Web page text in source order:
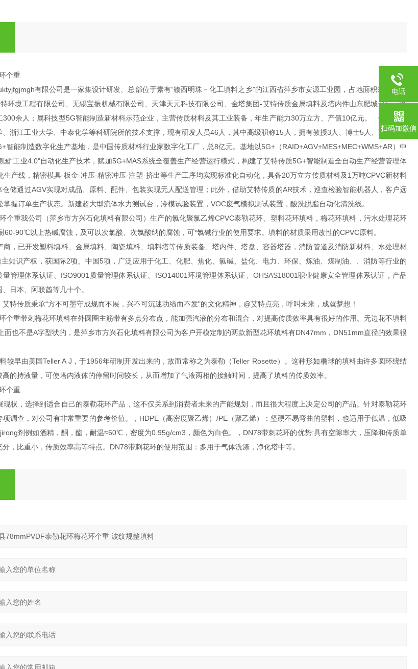
个重
有限公司是一家集设计研发、总部位于素有“赣西明珠－化工填料之乡"的江西省萍乡市安源工业园，占地面积53亩，固
环境工程有限公司、无锡宝振机械有限公司、天津天元科技有限公司、金塔集团-艾特传质金属填料及塔内件山东肥城分厂、湘
300余人；属科技型5G智能制造新材料示范企业，主营传质材料及其工业装备，年生产能力30万立方、产值10亿元。 依托天津
浙江工业大学、中泰化学等科研院所的技术支撑，现有研发人员46人，其中高级职称15人，拥有教授3人、博士5人、高级工程
智能制造数字化生产基地，是中国传质材料行业家数字化工厂，总8亿元。基地以5G+（RAID+AGV+MES+MEC+WMS+AR）中
国“工业4.0"自动化生产技术，赋加5G+MAS系统全覆盖生产经营运行模式，构建了艾特传质5G+智能制造全自动生产经营管理体
生产线，精密模具-板金-冲压-精密冲压-注塑-挤出等生产工序均实现标准化自动化，具备20万立方传质材料及1万吨CPVC新材料
储通过AGV实现对成品、原料、配件、包装实现无人配送管理；此外，借助艾特传质的AR技术，巡查检验智能机器人，客户远
握订单生产状态。新建超大型流体水力测试台，冷模试验装置，VOC废气模拟测试装置，酸洗脱脂自动化清洗线。
个重我公司（萍乡市方兴石化填料有限公司）生产的氯化聚氯乙烯CPVC泰勒花环、塑料花环填料，梅花环填料，污水处理花环
60-90℃以上热碱腐蚀，及可以次氯酸、次氯酸纳的腐蚀，可*氯碱行业的使用要求。填料的材质采用改性的CPVC原料。
，已开发塑料填料、金属填料、陶瓷填料、填料塔等传质装备、塔内件、塔盘、容器塔器，消防管道及消防新材料、水处理材
知识产权，获国际2项、中国5项，广泛应用于化工、化肥、焦化、氯碱、盐化、电力、环保、炼油、煤制油、、消防等行业的
管理体系认证、ISO9001质量管理体系认证、ISO14001环境管理体系认证、OHSAS18001职业健康安全管理体系认证，产品
日本、阿联酋等几十个。
特传质秉承“方不可墨守成规而不展，兴不可沉迷功绩而不发"的文化精神，@艾特点亮，呼叫未来，成就梦想！
个重带刺梅花环填料在外圆圈主筋带有多点分布点，能加强汽液的分布和混合，对提高传质效率具有很好的作用。无边花不填料
面也不是A字型状的，是萍乡市方兴石化填料有限公司为客户开模定制的两款新型花环填料有DN47mm，DN51mm直径的效果很
较早由美国Teller A J，于1956年研制开发出来的，故而常称之为泰勒（Teller Rosette）。这种形如椭球的填料由许多圆环绕结
的持液量，可使塔内液体的停留时间较长，从而增加了气液两相的接触时间，提高了填料的传质效率。
个重
状，选择到适合自己的泰勒花环产品，这不仅关系到消费者未来的产能规划，而且很大程度上决定公司的产品。针对泰勒花环
调查，对公司有非常重要的参考价值。，HDPE（高密度聚乙烯）/PE（聚乙烯）：坚硬不易弯曲的塑料，也适用于低温，低吸
剂例如酒精，酮，酯，耐温≈60℃，密度为0.95g/cm3，颜色为白色。，DN78带刺花环的优势:具有空隙率大，压降和传质单
，比重小，传质效率高等特点。DN78带刺花环的使用范围：多用于气体洗涤，净化塔中等。
电话
扫码加微信